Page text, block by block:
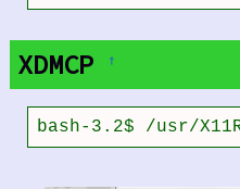
XDMCP †
bash-3.2$ /usr/